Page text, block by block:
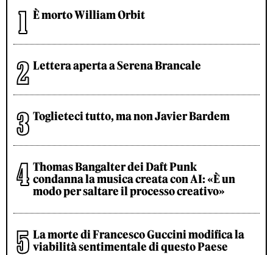
È morto William Orbit
Lettera aperta a Serena Brancale
Toglieteci tutto, ma non Javier Bardem
Thomas Bangalter dei Daft Punk
condanna la musica creata con AI: «È un
modo per saltare il processo creativo»
La morte di Francesco Guccini modifica la
viabilità sentimentale di questo Paese